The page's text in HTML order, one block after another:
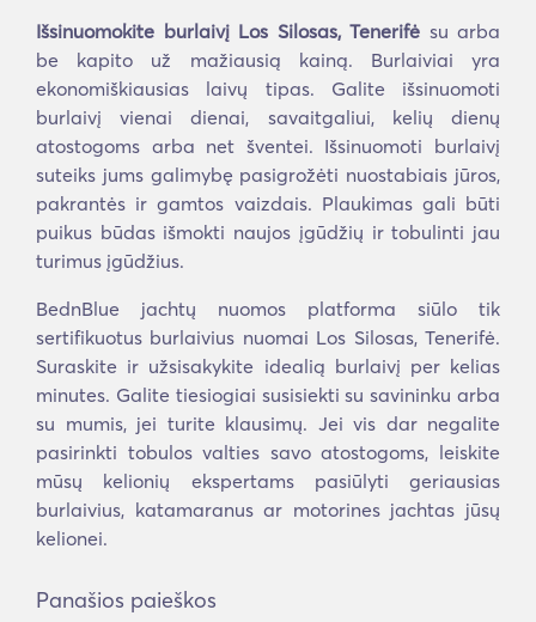
Išsinuomokite burlaivį Los Silosas, Tenerifė su arba
be kapito už mažiausią kainą. Burlaiviai yra
ekonomiškiausias laivų tipas. Galite išsinuomoti
burlaivį vienai dienai, savaitgaliui, kelių dienų
atostogoms arba net šventei. Išsinuomoti burlaivį
suteiks jums galimybę pasigrožėti nuostabiais jūros,
pakrantės ir gamtos vaizdais. Plaukimas gali būti
puikus būdas išmokti naujos įgūdžių ir tobulinti jau
turimus įgūdžius.
BednBlue jachtų nuomos platforma siūlo tik
sertifikuotus burlaivius nuomai Los Silosas, Tenerifė.
Suraskite ir užsisakykite idealią burlaivį per kelias
minutes. Galite tiesiogiai susisiekti su savininku arba
su mumis, jei turite klausimų. Jei vis dar negalite
pasirinkti tobulos valties savo atostogoms, leiskite
mūsų kelionių ekspertams pasiūlyti geriausias
burlaivius, katamaranus ar motorines jachtas jūsų
kelionei.
Panašios paieškos